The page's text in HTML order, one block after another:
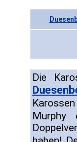
Die
Murphy